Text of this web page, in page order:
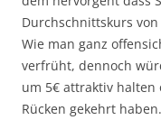
Durchschnittskurs
Wie man ganz
verfrüht, dennoch
um 5€ attraktiv halten
Rücken gekehrt haben.